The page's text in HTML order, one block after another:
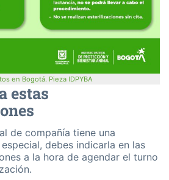
en Bogotá. Pieza IDPYBA
estas
de compañía tiene una
debes indicarla en las
a la hora de agendar el turno